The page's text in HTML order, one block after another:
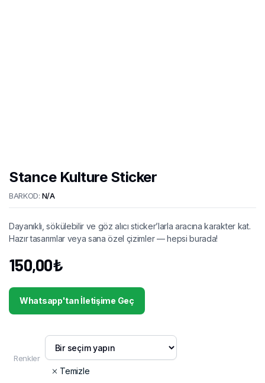
Stance Kulture Sticker
BARKOD: N/A
Dayanıklı, sökülebilir ve göz alıcı sticker’larla aracına karakter kat.
Hazır tasarımlar veya sana özel çizimler — hepsi burada!
150,00₺
Whatsapp'tan İletişime Geç
Renkler
Temizle